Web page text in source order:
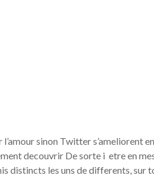
sinon Twitter s’ameliorent en
decouvrir De sorte i etre en
distincts les uns de differents, sur